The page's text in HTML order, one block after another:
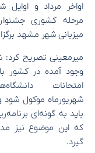
اواخر مرداد و اوایل
مرحله کشوری
میزبانی شهر مشهد
میرمعینی تصریح کرد:
وجود آمده در کشور
امتحانات
شهریورماه موکول شود
باید به گونه‌ای
که این موضوع نیز
گیرد.